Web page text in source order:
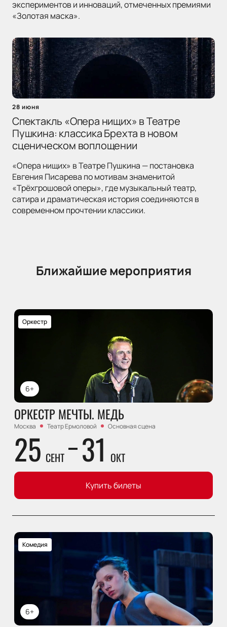
экспериментов и инноваций, отмеченных премиями
«Золотая маска».
28 июня
Спектакль «Опера нищих» в Театре
Пушкина: классика Брехта в новом
сценическом воплощении
«Опера нищих» в Театре Пушкина — постановка
Евгения Писарева по мотивам знаменитой
«Трёхгрошовой оперы», где музыкальный театр,
сатира и драматическая история соединяются в
современном прочтении классики.
Ближайшие мероприятия
6+
Оркестр
ОРКЕСТР МЕЧТЫ. МЕДЬ
Москва Театр Ермоловой Основная сцена
25 СЕНТ 31 ОКТ
Купить билеты
6+
Комедия